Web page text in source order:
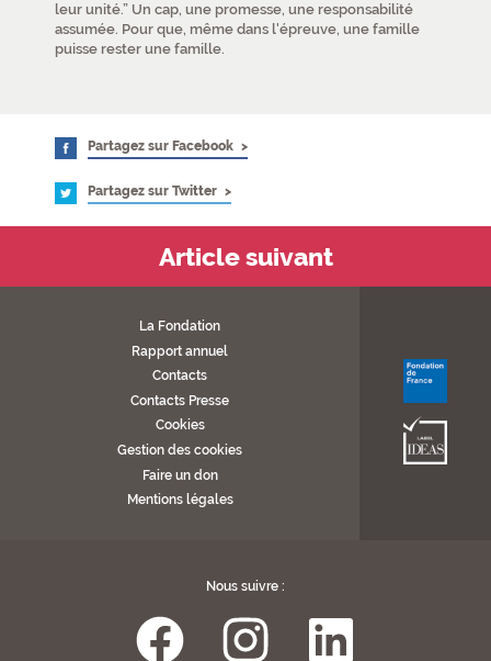
leur unité.” Un cap, une promesse, une responsabilité
assumée. Pour que, même dans l'épreuve, une famille
puisse rester une famille.
Article suivant
Partagez sur Facebook
Partagez sur Twitter
La Fondation
Rapport annuel
Contacts
Contacts Presse
Cookies
Gestion des cookies
Faire un don
Mentions légales
Nous suivre :